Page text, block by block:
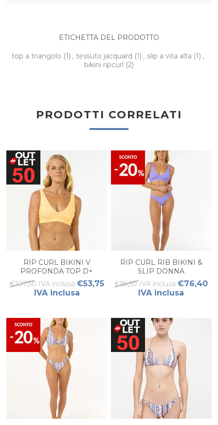
ETICHETTA DEL PRODOTTO
top a triangolo (1) , tessuto jacquard (1) , slip a vita alta (1) ,
bikini ripcurl (2)
PRODOTTI CORRELATI
RIP CURL BIKINI V
PROFONDA TOP D+
PREMIUM SURF + SLIP
SURF PREMIUM YOP
€107,50 IVA inclusa €53,75
IVA inclusa
RIP CURL RIB BIKINI &
SLIP DONNA
€95,50 IVA inclusa €76,40
IVA inclusa